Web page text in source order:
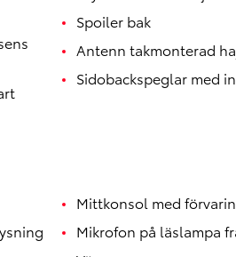
Spoiler bak
Antenn takmonterad
Sidobackspeglar med
Mittkonsol med
Mikrofon på läslampa